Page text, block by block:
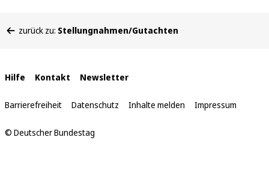
befinden
zurück zu: Stellungnahmen/Gutachten
Interne
Links
Hilfe Kontakt Newsletter
Barrierefreiheit Datenschutz Inhalte melden Impressum
© Deutscher Bundestag